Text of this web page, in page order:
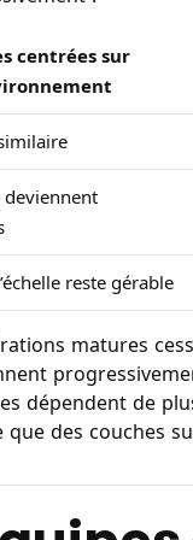
centrées sur
deviennent
reste gérable
matures
dépendent de
des couches